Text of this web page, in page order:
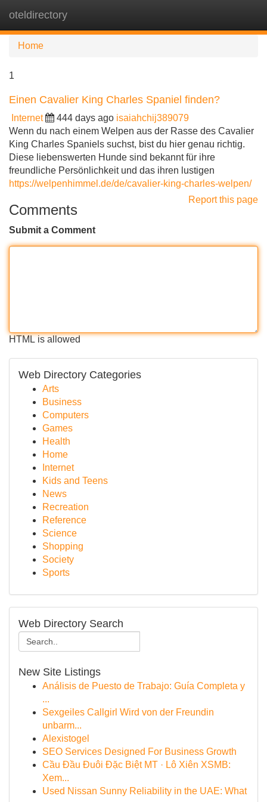
oteldirectory
Home
1
Einen Cavalier King Charles Spaniel finden?
Internet 444 days ago isaiahchij389079
Wenn du nach einem Welpen aus der Rasse des Cavalier
King Charles Spaniels suchst, bist du hier genau richtig.
Diese liebenswerten Hunde sind bekannt für ihre
freundliche Persönlichkeit und das ihren lustigen
https://welpenhimmel.de/de/cavalier-king-charles-welpen/
Report this page
Comments
Submit a Comment
HTML is allowed
Web Directory Categories
Arts
Business
Computers
Games
Health
Home
Internet
Kids and Teens
News
Recreation
Reference
Science
Shopping
Society
Sports
Web Directory Search
New Site Listings
Análisis de Puesto de Trabajo: Guía Completa y
...
Sexgeiles Callgirl Wird von der Freundin
unbarm...
Alexistogel
SEO Services Designed For Business Growth
Cầu Đầu Đuôi Đặc Biệt MT · Lô Xiên XSMB:
Xem...
Used Nissan Sunny Reliability in the UAE: What